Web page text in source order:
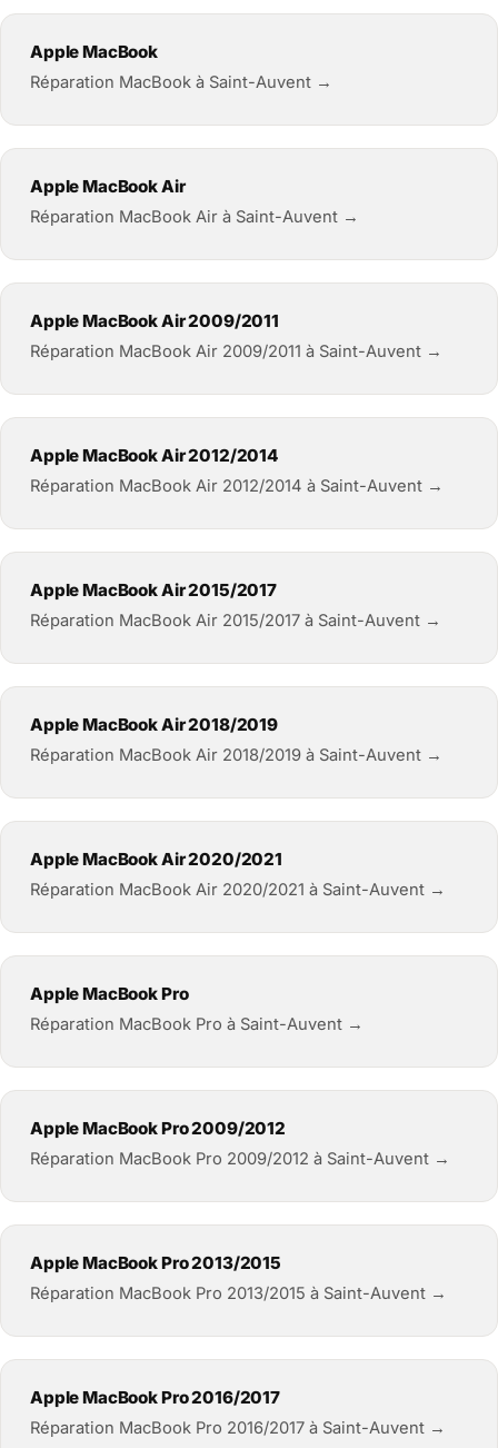
Apple MacBook
Réparation MacBook à Saint-Auvent →
Apple MacBook Air
Réparation MacBook Air à Saint-Auvent →
Apple MacBook Air 2009/2011
Réparation MacBook Air 2009/2011 à Saint-Auvent →
Apple MacBook Air 2012/2014
Réparation MacBook Air 2012/2014 à Saint-Auvent →
Apple MacBook Air 2015/2017
Réparation MacBook Air 2015/2017 à Saint-Auvent →
Apple MacBook Air 2018/2019
Réparation MacBook Air 2018/2019 à Saint-Auvent →
Apple MacBook Air 2020/2021
Réparation MacBook Air 2020/2021 à Saint-Auvent →
Apple MacBook Pro
Réparation MacBook Pro à Saint-Auvent →
Apple MacBook Pro 2009/2012
Réparation MacBook Pro 2009/2012 à Saint-Auvent →
Apple MacBook Pro 2013/2015
Réparation MacBook Pro 2013/2015 à Saint-Auvent →
Apple MacBook Pro 2016/2017
Réparation MacBook Pro 2016/2017 à Saint-Auvent →